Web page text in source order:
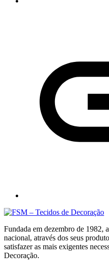
Fundada em dezembro de 1982,
nacional, através dos seus
satisfazer as mais exigentes
Decoração.